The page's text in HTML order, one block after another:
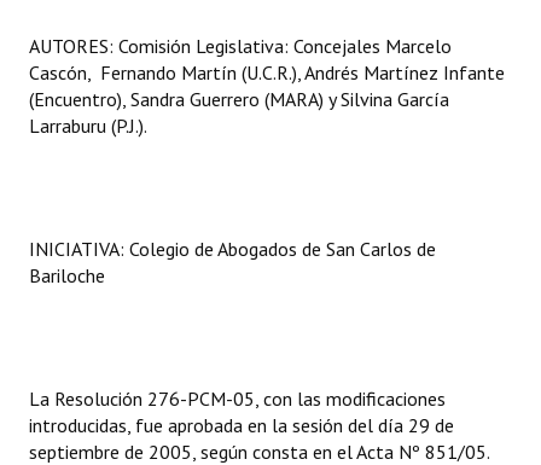
AUTORES: Comisión Legislativa: Concejales Marcelo
Cascón, Fernando Martín (U.C.R.), Andrés Martínez Infante
(Encuentro), Sandra Guerrero (MARA) y Silvina García
Larraburu (P.J.).
INICIATIVA: Colegio de Abogados de San Carlos de
Bariloche
La Resolución 276-PCM-05, con las modificaciones
introducidas, fue aprobada en la sesión del día 29 de
septiembre de 2005, según consta en el Acta Nº 851/05.